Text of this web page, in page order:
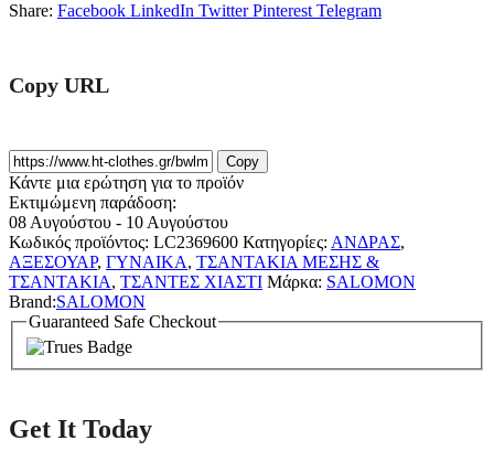
Share: Facebook LinkedIn Twitter Pinterest Telegram
Copy URL
Copy
Κάντε μια ερώτηση για το προϊόν
Εκτιμώμενη παράδοση:
08 Αυγούστου - 10 Αυγούστου
Κωδικός προϊόντος: LC2369600 Κατηγορίες: ΑΝΔΡΑΣ,
ΑΞΕΣΟΥΑΡ, ΓΥΝΑΙΚΑ, ΤΣΑΝΤΑΚΙΑ ΜΕΣΗΣ &
ΤΣΑΝΤΑΚΙΑ, ΤΣΑΝΤΕΣ ΧΙΑΣΤΙ Μάρκα: SALOMON
Brand:SALOMON
Guaranteed Safe Checkout
Get It Today